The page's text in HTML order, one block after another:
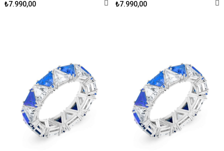
₺7.990,00 ₺7.990,00